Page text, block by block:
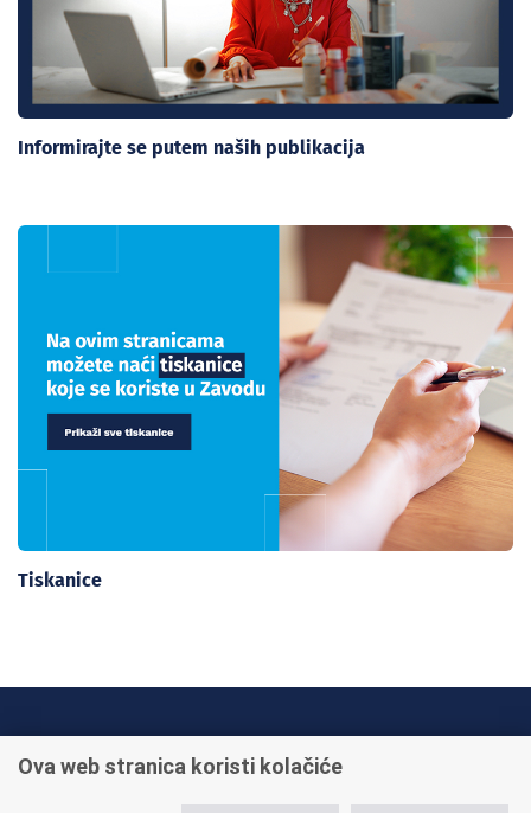
Informirajte se putem naših publikacija
Tiskanice
+385 1 45 95 011
Ova web stranica koristi kolačiće